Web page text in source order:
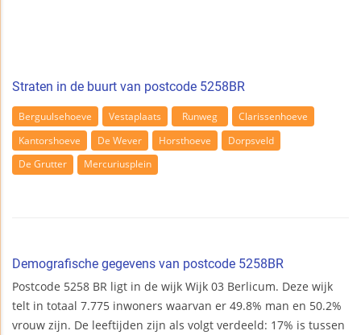
Straten in de buurt van postcode 5258BR
Berguulsehoeve Vestaplaats Runweg
Clarissenhoeve
Kantorshoeve
De Wever Horsthoeve
Dorpsveld
De Grutter
Mercuriusplein
Demografische gegevens van postcode 5258BR
Postcode 5258 BR ligt in de wijk Wijk 03 Berlicum. Deze wijk
telt in totaal 7.775 inwoners waarvan er 49.8% man en 50.2%
vrouw zijn. De leeftijden zijn als volgt verdeeld: 17% is tussen